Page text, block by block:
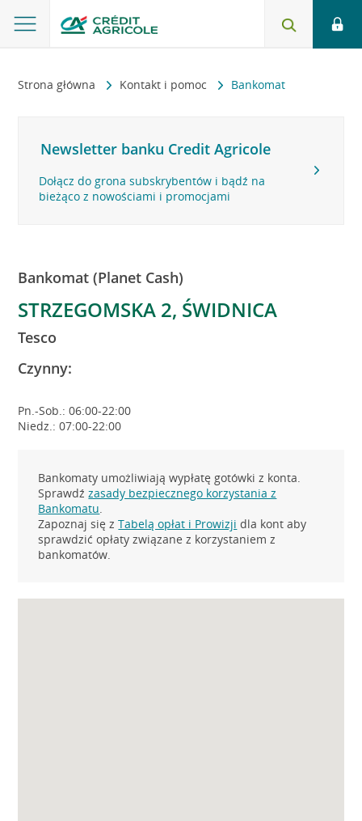
Strona główna Kontakt i pomoc Bankomat
Newsletter banku Credit Agricole
Dołącz do grona subskrybentów i bądź na
bieżąco z nowościami i promocjami
Bankomat (Planet Cash)
STRZEGOMSKA 2, ŚWIDNICA
Tesco
Czynny:
Pn.-Sob.: 06:00-22:00
Niedz.: 07:00-22:00
Bankomaty umożliwiają wypłatę gotówki z konta.
Sprawdźzasady bezpiecznego korzystania z
Bankomatu.
Zapoznaj się zTabelą opłat i Prowizji dla kont aby
sprawdzić opłaty związane z korzystaniem z
bankomatów.